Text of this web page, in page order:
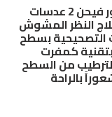
- عبوة من 6 عدسات لاصقة شهرية بيور فيحن 2 عدسات
النظر المشوش
التصحيحية بسطح
كمفرت
من السطح
بالراحة